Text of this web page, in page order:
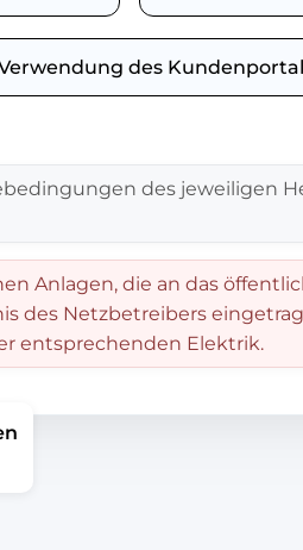
des
des jeweiligen
Anlagen, die an das
des Netzbetreibers
entsprechenden Elektrik.